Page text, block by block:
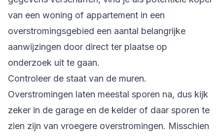
van een woning of appartement in een
overstromingsgebied een aantal belangrijke
aanwijzingen door direct ter plaatse op
onderzoek uit te gaan.
Controleer de staat van de muren.
Overstromingen laten meestal sporen na, dus kijk
zeker in de garage en de kelder of daar sporen te
zien zijn van vroegere overstromingen. Misschien